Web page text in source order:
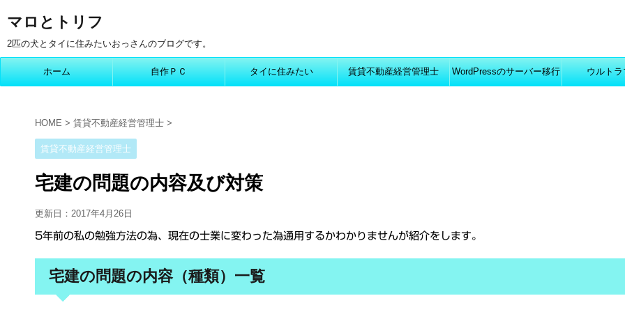
マロとトリフ
2匹の犬とタイに住みたいおっさんのブログです。
ホーム 自作ＰＣ タイに住みたい 賃貸不動産経営管理士 WordPressのサーバー移行 ウルトラ
HOME > 賃貸不動産経営管理士 >
賃貸不動産経営管理士
宅建の問題の内容及び対策
更新日： 2017年4月26日
5年前の私の勉強方法の為、現在の士業に変わった為通用するかわかりませんが紹介をします。
宅建の問題の内容（種類）一覧